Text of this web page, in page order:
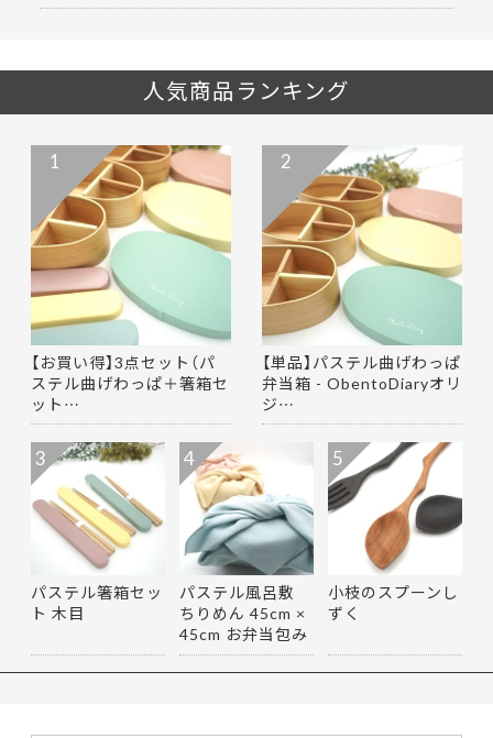
人気商品ランキング
【お買い得】3点セット（パ
ステル曲げわっぱ＋箸箱セ
ット…
1
【単品】パステル曲げわっぱ
弁当箱 - ObentoDiaryオリ
ジ…
2
パステル箸箱セッ
ト 木目
3
パステル風呂敷
ちりめん 45cm ×
45cm お弁当包み
マルチ…
4
小枝のスプーンし
ずく
5